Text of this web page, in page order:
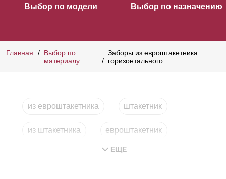
Выбор по модели Выбор по назначению
Главная
Выбор по
материалу
Заборы из евроштакетника
горизонтального
из евроштакетника штакетник
из штакетника евроштакетник
из металлического штакетника
ЕЩЕ